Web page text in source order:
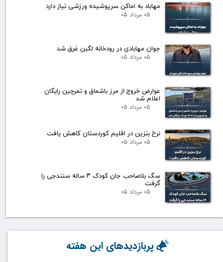
مهاباد به اماکن سرپوشیده ورزشی نیاز دارد
۰۵ مرداد ۰۵
جوان مهابادی در رودخانه لگبن غرق شد
۰۵ مرداد ۰۵
عوارض خروج از مرز باشماق و تمرچین رایگان
اعلام شد
۰۵ مرداد ۰۵
نرخ بنزین در اقلیم کوردستان کاهش یافت
۰۵ مرداد ۰۵
سگ بلاصاحب جان کودک ۳ ساله سنندجی را
گرفت
۰۵ مرداد ۰۵
پربازدیدهای این هفته